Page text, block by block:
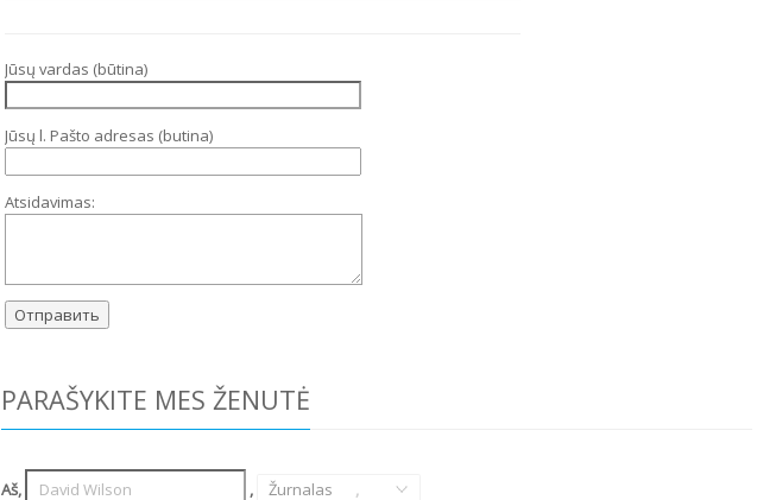
Jūsų vardas (būtina)
Jūsų l. Pašto adresas (butina)
Atsidavimas:
PARAŠYKITE MES ŽENUTĖ
Aš, , Žurnalas ,